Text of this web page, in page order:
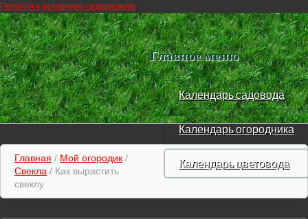
Перейти к основному содержанию
Главное меню
Календарь садовода
Календарь огородника
Календарь цветовода
Главная / Мой огородик /
Свекла / Как вырастить
свеклу